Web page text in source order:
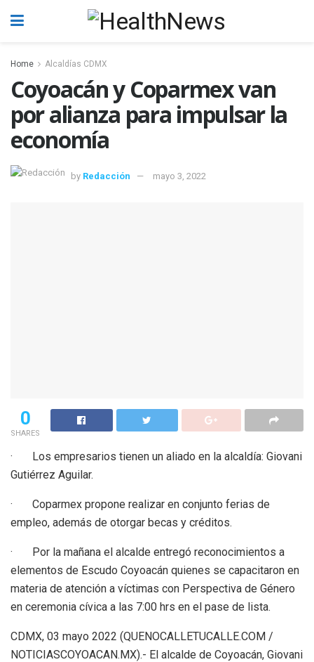
Home Alcaldías CDMX
Coyoacán y Coparmex van
por alianza para impulsar la
economía
by Redacción mayo 3, 2022
0
SHARES
· Los empresarios tienen un aliado en la alcaldía: Giovani
Gutiérrez Aguilar.
· Coparmex propone realizar en conjunto ferias de
empleo, además de otorgar becas y créditos.
· Por la mañana el alcalde entregó reconocimientos a
elementos de Escudo Coyoacán quienes se capacitaron en
materia de atención a víctimas con Perspectiva de Género
en ceremonia cívica a las 7:00 hrs en el pase de lista.
CDMX, 03 mayo 2022 (QUENOCALLETUCALLE.COM /
NOTICIASCOYOACAN.MX).- El alcalde de Coyoacán, Giovani